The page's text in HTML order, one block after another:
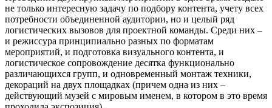
не только интересную задачу по подбору контента, учету всех
потребности объединенной аудитории, но и целый ряд
логистических вызовов для проектной команды. Среди них –
и режиссура принципиально разных по форматам
мероприятий, и подготовка визуального контента, и
логистическое сопровождение десятка функционально
различающихся групп, и одновременный монтаж техники,
декораций на двух площадках (причем одна из них –
действующий музей с мировым именем, в котором в это время